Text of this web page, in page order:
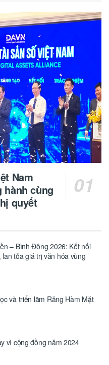
Nam
hành cùng
quyết
– Bình Đông 2026: Kết nối
tỏa giá trị văn hóa vùng
và triển lãm Răng Hàm Mặt
vì cộng đồng năm 2024